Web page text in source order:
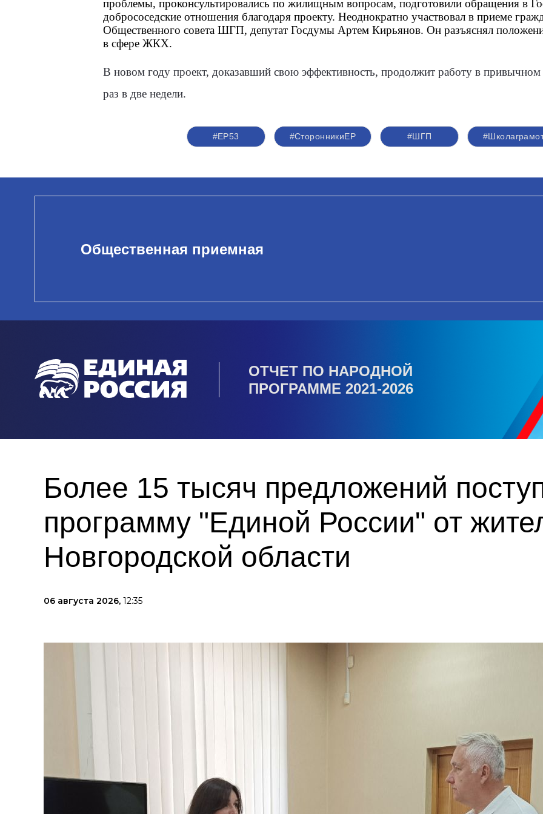
проблемы, проконсультировались по жилищным вопросам, подготовили обращения в
добрососедские отношения благодаря проекту. Неоднократно участвовал в приеме
Общественного совета ШГП, депутат Госдумы Артем Кирьянов. Он разъяснял
в сфере ЖКХ.
В новом году проект, доказавший свою эффективность, продолжит работу в привычном
раз в две недели.
#ЕР53 #СторонникиЕР #ШГП
Общественная приемная
ОТЧЕТ ПО НАРОДНОЙ
ПРОГРАММЕ 2021-2026
Более 15 тысяч предложений
программу "Единой России" от
Новгородской области
06 августа 2026, 12:35